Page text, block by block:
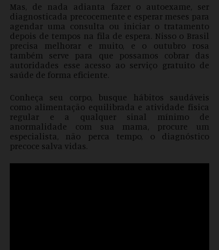
Mas, de nada adianta fazer o autoexame, ser
diagnosticada precocemente e esperar meses para
agendar uma consulta ou iniciar o tratamento
depois de tempos na fila de espera. Nisso o Brasil
precisa melhorar e muito, e o outubro rosa
também serve para que possamos cobrar das
autoridades esse acesso ao serviço gratuito de
saúde de forma eficiente.
Conheça seu corpo, busque hábitos saudáveis
como alimentação equilibrada e atividade física
regular e a qualquer sinal mínimo de
anormalidade com sua mama, procure um
especialista, não perca tempo, o diagnóstico
precoce salva vidas.